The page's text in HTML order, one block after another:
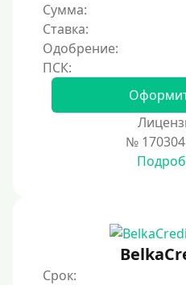
Краткосрочные
Долгосрочные
Принятие решения
За час
Сумма:
Ставка:
Одобрение:
№
Срок: